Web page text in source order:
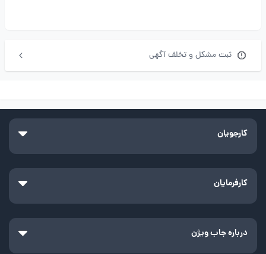
ثبت مشکل و تخلف آگهی
کارجویان
کارفرمایان
درباره جاب ویژن